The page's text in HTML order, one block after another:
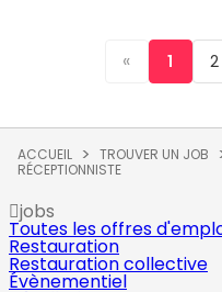
« 1 2
ACCUEIL TROUVER UN JOB
RÉCEPTIONNISTE
jobs
Toutes les offres
Restauration
Restauration collective
Évènementiel